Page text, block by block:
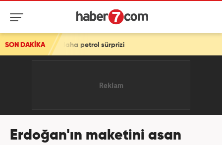
SON DAKİKADev anlaşma! Türkiye'nin kasasına servet akacak! Bir
Erdoğan'ın maketini asan